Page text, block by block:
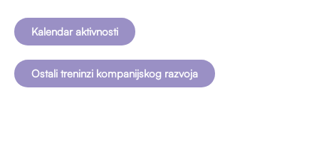
Kalendar aktivnosti
Ostali treninzi kompanijskog razvoja